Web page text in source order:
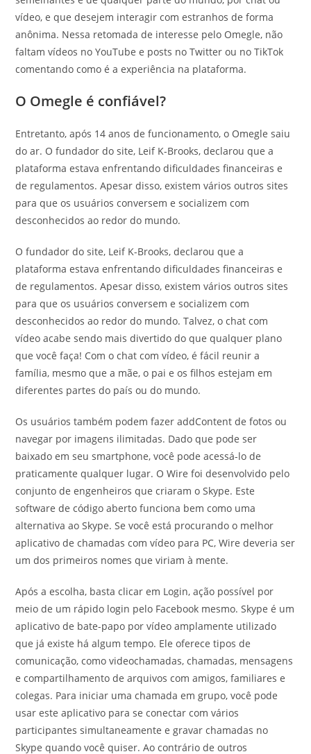
vídeo, e que desejem interagir com estranhos de forma
anônima. Nessa retomada de interesse pelo Omegle, não
faltam vídeos no YouTube e posts no Twitter ou no TikTok
comentando como é a experiência na plataforma.
O Omegle é confiável?
Entretanto, após 14 anos de funcionamento, o Omegle saiu
do ar. O fundador do site, Leif K-Brooks, declarou que a
plataforma estava enfrentando dificuldades financeiras e
de regulamentos. Apesar disso, existem vários outros sites
para que os usuários conversem e socializem com
desconhecidos ao redor do mundo.
O fundador do site, Leif K-Brooks, declarou que a
plataforma estava enfrentando dificuldades financeiras e
de regulamentos. Apesar disso, existem vários outros sites
para que os usuários conversem e socializem com
desconhecidos ao redor do mundo. Talvez, o chat com
vídeo acabe sendo mais divertido do que qualquer plano
que você faça! Com o chat com vídeo, é fácil reunir a
família, mesmo que a mãe, o pai e os filhos estejam em
diferentes partes do país ou do mundo.
Os usuários também podem fazer addContent de fotos ou
navegar por imagens ilimitadas. Dado que pode ser
baixado em seu smartphone, você pode acessá-lo de
praticamente qualquer lugar. O Wire foi desenvolvido pelo
conjunto de engenheiros que criaram o Skype. Este
software de código aberto funciona bem como uma
alternativa ao Skype. Se você está procurando o melhor
aplicativo de chamadas com vídeo para PC, Wire deveria ser
um dos primeiros nomes que viriam à mente.
Após a escolha, basta clicar em Login, ação possível por
meio de um rápido login pelo Facebook mesmo. Skype é um
aplicativo de bate-papo por vídeo amplamente utilizado
que já existe há algum tempo. Ele oferece tipos de
comunicação, como videochamadas, chamadas, mensagens
e compartilhamento de arquivos com amigos, familiares e
colegas. Para iniciar uma chamada em grupo, você pode
usar este aplicativo para se conectar com vários
participantes simultaneamente e gravar chamadas no
Skype quando você quiser. Ao contrário de outros